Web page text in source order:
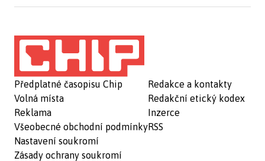
Předplatné časopisu Chip
Volná místa
Reklama
Všeobecné obchodní podmínky
Nastavení soukromí
Zásady ochrany soukromí
Redakce a kontakty
Redakční etický kodex
Inzerce
RSS